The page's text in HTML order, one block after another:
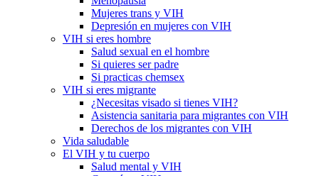
Mujeres trans y VIH
Depresión en mujeres con VIH
VIH si eres hombre
Salud sexual en el hombre
Si quieres ser padre
Si practicas chemsex
VIH si eres migrante
¿Necesitas visado si tienes VIH?
Asistencia sanitaria para migrantes con VIH
Derechos de los migrantes con VIH
Vida saludable
El VIH y tu cuerpo
Salud mental y VIH